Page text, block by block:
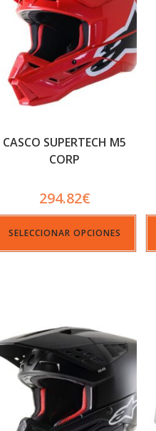
CASCO SUPERTECH M5
CORP
294.82€
SELECCIONAR OPCIONES